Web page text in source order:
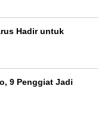
Hadir untuk
9 Penggiat Jadi